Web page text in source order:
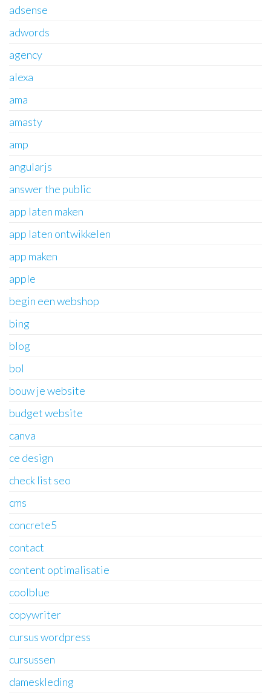
adsense
adwords
agency
alexa
ama
amasty
amp
angularjs
answer the public
app laten maken
app laten ontwikkelen
app maken
apple
begin een webshop
bing
blog
bol
bouw je website
budget website
canva
ce design
check list seo
cms
concrete5
contact
content optimalisatie
coolblue
copywriter
cursus wordpress
cursussen
dameskleding